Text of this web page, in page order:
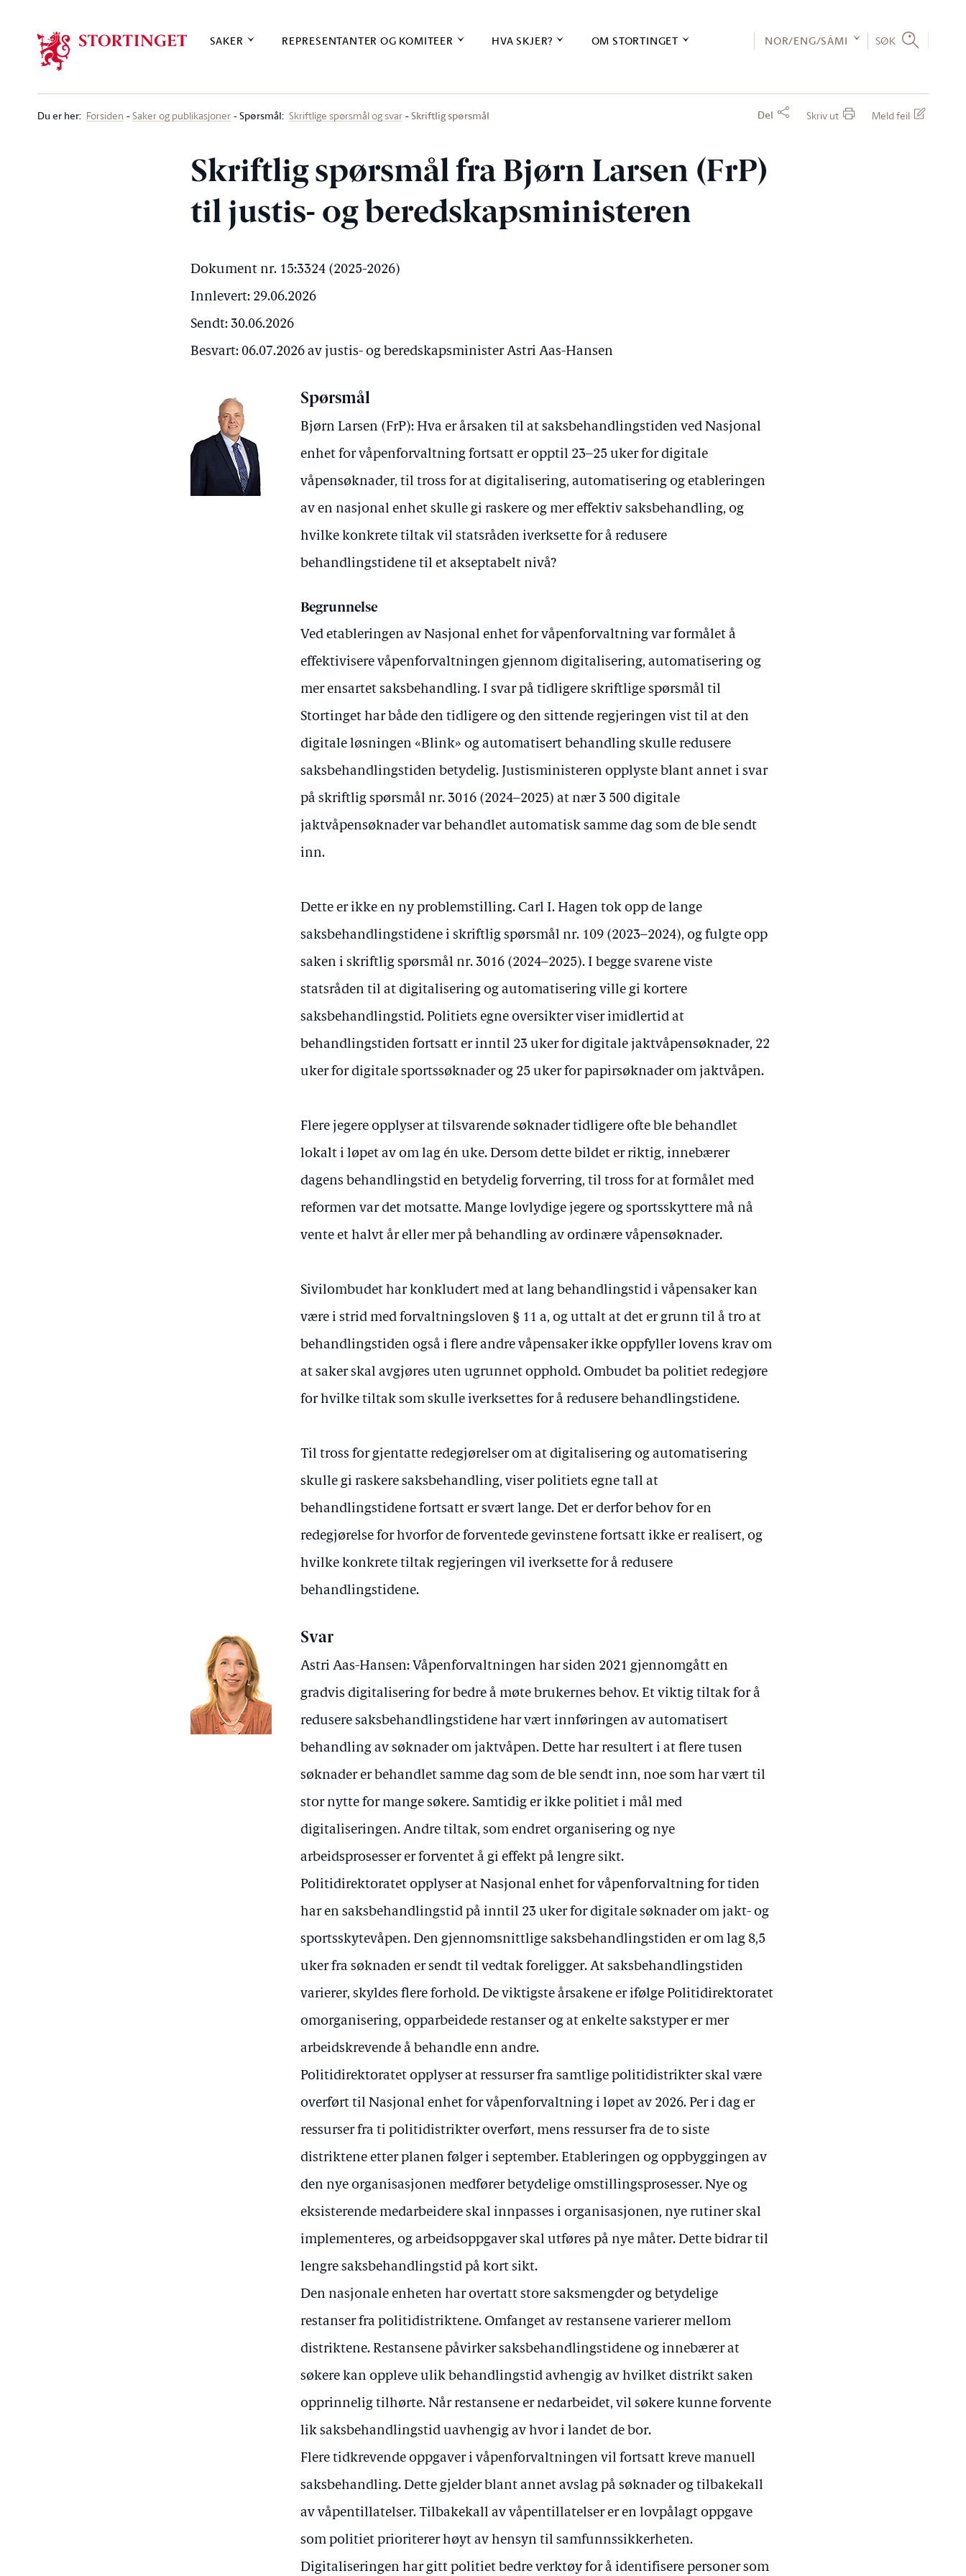
SAKER REPRESENTANTER OG KOMITEER HVA SKJER? OM STORTINGET NOR/ENG/SÁMI SØK
Du er her: Forsiden Saker og publikasjoner Spørsmål: Skriftlige spørsmål og svar Skriftlig spørsmål Del Skriv ut Meld feil
Skriftlig spørsmål fra Bjørn Larsen (FrP)
til justis- og beredskapsministeren
Dokument nr. 15:3324 (2025-2026)
Innlevert: 29.06.2026
Sendt: 30.06.2026
Besvart: 06.07.2026 av justis- og beredskapsminister Astri Aas-Hansen
Spørsmål
Bjørn Larsen (FrP): Hva er årsaken til at saksbehandlingstiden ved Nasjonal
enhet for våpenforvaltning fortsatt er opptil 23–25 uker for digitale
våpensøknader, til tross for at digitalisering, automatisering og etableringen
av en nasjonal enhet skulle gi raskere og mer effektiv saksbehandling, og
hvilke konkrete tiltak vil statsråden iverksette for å redusere
behandlingstidene til et akseptabelt nivå?
Begrunnelse
Ved etableringen av Nasjonal enhet for våpenforvaltning var formålet å
effektivisere våpenforvaltningen gjennom digitalisering, automatisering og
mer ensartet saksbehandling. I svar på tidligere skriftlige spørsmål til
Stortinget har både den tidligere og den sittende regjeringen vist til at den
digitale løsningen «Blink» og automatisert behandling skulle redusere
saksbehandlingstiden betydelig. Justisministeren opplyste blant annet i svar
på skriftlig spørsmål nr. 3016 (2024–2025) at nær 3 500 digitale
jaktvåpensøknader var behandlet automatisk samme dag som de ble sendt
inn.
Dette er ikke en ny problemstilling. Carl I. Hagen tok opp de lange
saksbehandlingstidene i skriftlig spørsmål nr. 109 (2023–2024), og fulgte opp
saken i skriftlig spørsmål nr. 3016 (2024–2025). I begge svarene viste
statsråden til at digitalisering og automatisering ville gi kortere
saksbehandlingstid. Politiets egne oversikter viser imidlertid at
behandlingstiden fortsatt er inntil 23 uker for digitale jaktvåpensøknader, 22
uker for digitale sportssøknader og 25 uker for papirsøknader om jaktvåpen.
Flere jegere opplyser at tilsvarende søknader tidligere ofte ble behandlet
lokalt i løpet av om lag én uke. Dersom dette bildet er riktig, innebærer
dagens behandlingstid en betydelig forverring, til tross for at formålet med
reformen var det motsatte. Mange lovlydige jegere og sportsskyttere må nå
vente et halvt år eller mer på behandling av ordinære våpensøknader.
Sivilombudet har konkludert med at lang behandlingstid i våpensaker kan
være i strid med forvaltningsloven § 11 a, og uttalt at det er grunn til å tro at
behandlingstiden også i flere andre våpensaker ikke oppfyller lovens krav om
at saker skal avgjøres uten ugrunnet opphold. Ombudet ba politiet redegjøre
for hvilke tiltak som skulle iverksettes for å redusere behandlingstidene.
Til tross for gjentatte redegjørelser om at digitalisering og automatisering
skulle gi raskere saksbehandling, viser politiets egne tall at
behandlingstidene fortsatt er svært lange. Det er derfor behov for en
redegjørelse for hvorfor de forventede gevinstene fortsatt ikke er realisert, og
hvilke konkrete tiltak regjeringen vil iverksette for å redusere
behandlingstidene.
Svar
Astri Aas-Hansen: Våpenforvaltningen har siden 2021 gjennomgått en
gradvis digitalisering for bedre å møte brukernes behov. Et viktig tiltak for å
redusere saksbehandlingstidene har vært innføringen av automatisert
behandling av søknader om jaktvåpen. Dette har resultert i at flere tusen
søknader er behandlet samme dag som de ble sendt inn, noe som har vært til
stor nytte for mange søkere. Samtidig er ikke politiet i mål med
digitaliseringen. Andre tiltak, som endret organisering og nye
arbeidsprosesser er forventet å gi effekt på lengre sikt.
Politidirektoratet opplyser at Nasjonal enhet for våpenforvaltning for tiden
har en saksbehandlingstid på inntil 23 uker for digitale søknader om jakt- og
sportsskytevåpen. Den gjennomsnittlige saksbehandlingstiden er om lag 8,5
uker fra søknaden er sendt til vedtak foreligger. At saksbehandlingstiden
varierer, skyldes flere forhold. De viktigste årsakene er ifølge Politidirektoratet
omorganisering, opparbeidede restanser og at enkelte sakstyper er mer
arbeidskrevende å behandle enn andre.
Politidirektoratet opplyser at ressurser fra samtlige politidistrikter skal være
overført til Nasjonal enhet for våpenforvaltning i løpet av 2026. Per i dag er
ressurser fra ti politidistrikter overført, mens ressurser fra de to siste
distriktene etter planen følger i september. Etableringen og oppbyggingen av
den nye organisasjonen medfører betydelige omstillingsprosesser. Nye og
eksisterende medarbeidere skal innpasses i organisasjonen, nye rutiner skal
implementeres, og arbeidsoppgaver skal utføres på nye måter. Dette bidrar til
lengre saksbehandlingstid på kort sikt.
Den nasjonale enheten har overtatt store saksmengder og betydelige
restanser fra politidistriktene. Omfanget av restansene varierer mellom
distriktene. Restansene påvirker saksbehandlingstidene og innebærer at
søkere kan oppleve ulik behandlingstid avhengig av hvilket distrikt saken
opprinnelig tilhørte. Når restansene er nedarbeidet, vil søkere kunne forvente
lik saksbehandlingstid uavhengig av hvor i landet de bor.
Flere tidkrevende oppgaver i våpenforvaltningen vil fortsatt kreve manuell
saksbehandling. Dette gjelder blant annet avslag på søknader og tilbakekall
av våpentillatelser. Tilbakekall av våpentillatelser er en lovpålagt oppgave
som politiet prioriterer høyt av hensyn til samfunnssikkerheten.
Digitaliseringen har gitt politiet bedre verktøy for å identifisere personer som